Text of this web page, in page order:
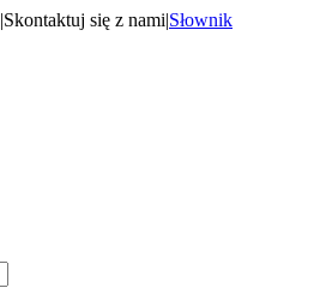
|Skontaktuj się z nami|Słownik